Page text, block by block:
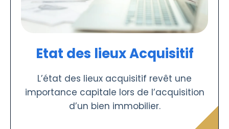
Etat des lieux Acquisitif
L’état des lieux acquisitif revêt une
importance capitale lors de l’acquisition
d’un bien immobilier.